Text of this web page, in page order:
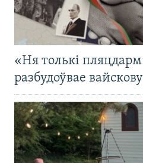
«Ня толькі
разбудоўвае